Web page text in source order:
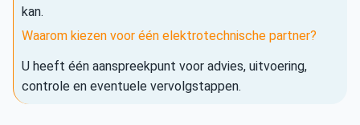
kan.
Waarom kiezen voor één elektrotechnische partner?
U heeft één aanspreekpunt voor advies, uitvoering,
controle en eventuele vervolgstappen.